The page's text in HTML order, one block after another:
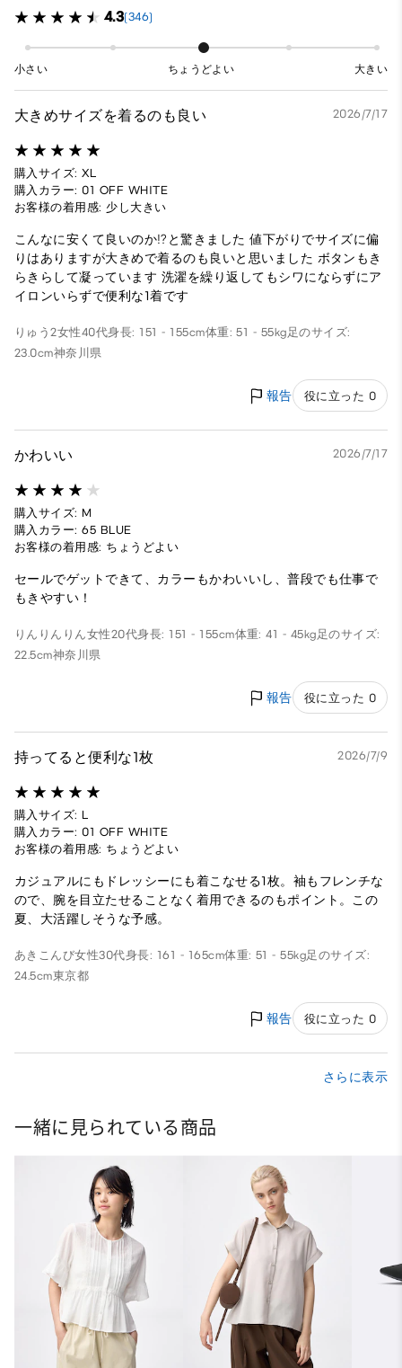
4.3(346)
小さい ちょうどよい 大きい
大きめサイズを着るのも良い 2026/7/17
購入サイズ: XL
購入カラー: 01 OFF WHITE
お客様の着用感: 少し大きい
こんなに安くて良いのか⁉︎と驚きました 値下がりでサイズに偏
りはありますが大きめで着るのも良いと思いました ボタンもき
らきらして凝っています 洗濯を繰り返してもシワにならずにア
イロンいらずで便利な1着です
りゅう2女性40代身長: 151 - 155cm体重: 51 - 55kg足のサイズ:
23.0cm神奈川県
報告 役に立った 0
かわいい 2026/7/17
購入サイズ: M
購入カラー: 65 BLUE
お客様の着用感: ちょうどよい
セールでゲットできて、カラーもかわいいし、普段でも仕事で
もきやすい！
りんりんりん女性20代身長: 151 - 155cm体重: 41 - 45kg足のサイズ:
22.5cm神奈川県
報告 役に立った 0
持ってると便利な1枚 2026/7/9
購入サイズ: L
購入カラー: 01 OFF WHITE
お客様の着用感: ちょうどよい
カジュアルにもドレッシーにも着こなせる1枚。袖もフレンチな
ので、腕を目立たせることなく着用できるのもポイント。この
夏、大活躍しそうな予感。
あきこんび女性30代身長: 161 - 165cm体重: 51 - 55kg足のサイズ:
24.5cm東京都
報告 役に立った 0
さらに表示
一緒に見られている商品